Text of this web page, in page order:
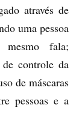
através de
uma pessoa
mesmo fala;
de controle da
de máscaras
pessoas e a